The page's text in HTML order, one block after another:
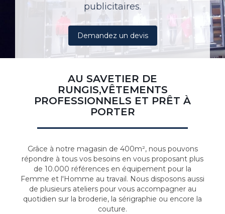
publicitaires.
Demandez un devis
AU SAVETIER DE
RUNGIS,VÊTEMENTS
PROFESSIONNELS ET PRÊT À
PORTER
Grâce à notre magasin de 400m², nous pouvons
répondre à tous vos besoins en vous proposant plus
de 10.000 références en équipement pour la
Femme et l'Homme au travail. Nous disposons aussi
de plusieurs ateliers pour vous accompagner au
quotidien sur la broderie, la sérigraphie ou encore la
couture.